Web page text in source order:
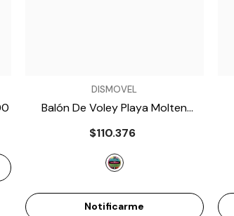
DISMOVEL
Balón De Voley Playa Molten
MS500-LUV
$110.376
Notificarme